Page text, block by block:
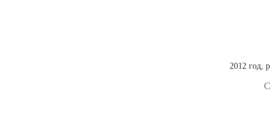
2012 год,